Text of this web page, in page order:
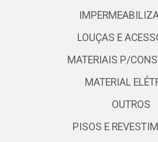
LOUÇAS E
MATERIAIS P/
MATERIAL
OUTROS
PISOS E